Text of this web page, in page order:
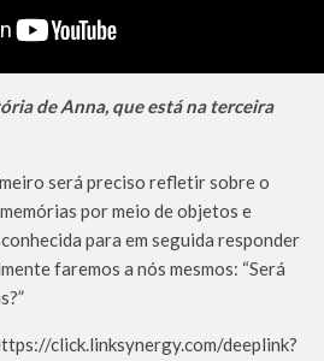
de Anna, que está na terceira
será preciso refletir sobre o
por meio de objetos e
para em seguida responder
faremos a nós mesmos: “Será
click.linksynergy.com/deeplink?